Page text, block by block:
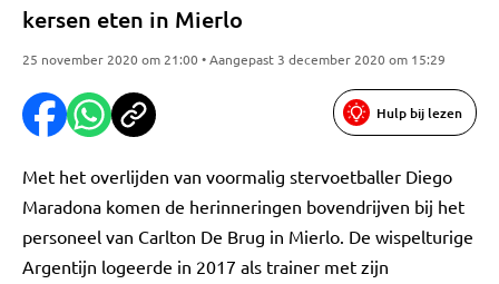
kersen eten in Mierlo
25 november 2020 om 21:00 • Aangepast 3 december 2020 om 15:29
Hulp bij lezen
Met het overlijden van voormalig stervoetballer Diego
Maradona komen de herinneringen bovendrijven bij het
personeel van Carlton De Brug in Mierlo. De wispelturige
Argentijn logeerde in 2017 als trainer met zijn